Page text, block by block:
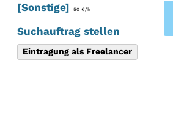
[Sonstige] 50 €/h
Suchauftrag stellen
Eintragung als Freelancer